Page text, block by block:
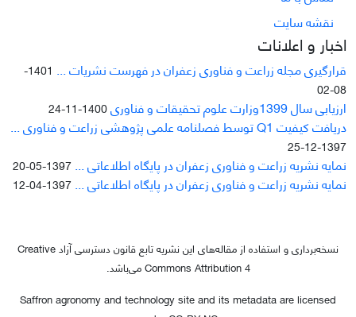
نقشه سایت
اخبار و اعلانات
قرارگیری مجله زراعت و فناوری زعفران در فهرست نشریات ...
1401-
08-02
ارزیابی سال 1399وزارت علوم تحقیقات و فناوری 1400-11-24
دریافت کیفیت Q1 توسط فصلنامه علمی پژوهشی زراعت و فناوری ...
1397-12-25
نمایه نشریه زراعت و فناوری زعفران در پایگاه اطلاعاتی ... 1397-05-20
نمایه نشریه زراعت و فناوری زعفران در پایگاه اطلاعاتی ... 1397-04-12
نسخه‌برداری و استفاده از مقاله‌های این نشریه تابع قانون دسترسی آزاد Creative
Commons Attribution 4 می‌باشد.
Saffron agronomy and technology site and its metadata are licensed